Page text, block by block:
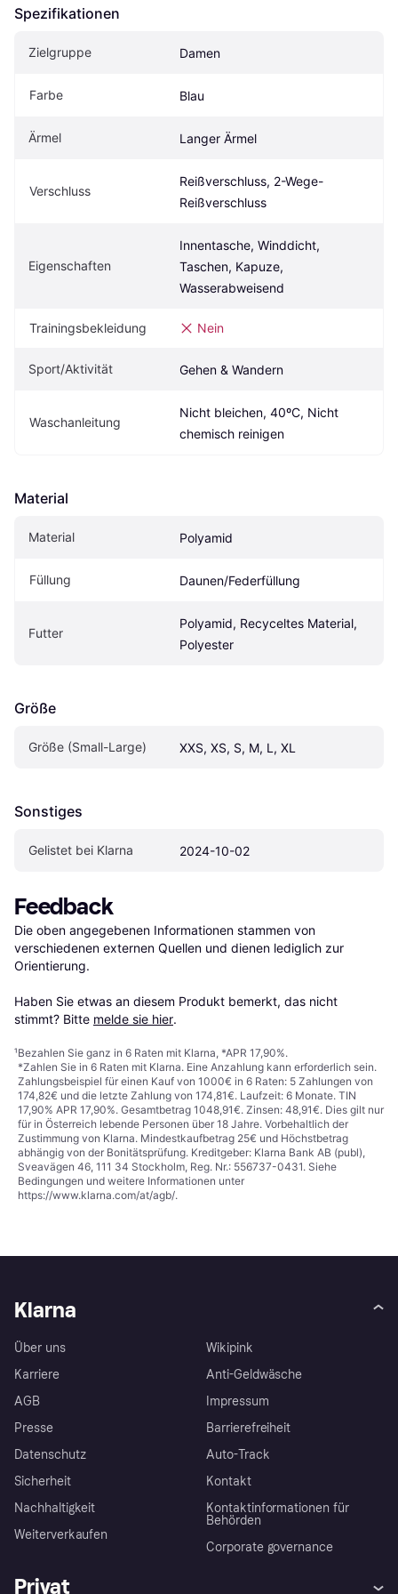
Spezifikationen
Zielgruppe Damen
Farbe Blau
Ärmel Langer Ärmel
Verschluss
Reißverschluss, 2-Wege-
Reißverschluss
Eigenschaften
Innentasche, Winddicht,
Taschen, Kapuze,
Wasserabweisend
Trainingsbekleidung Nein
Sport/Aktivität Gehen & Wandern
Waschanleitung
Nicht bleichen, 40ºC, Nicht
chemisch reinigen
Material
Material Polyamid
Füllung Daunen/Federfüllung
Futter
Polyamid, Recyceltes Material,
Polyester
Größe
Größe (Small-Large) XXS, XS, S, M, L, XL
Sonstiges
Gelistet bei Klarna 2024-10-02
Feedback
Die oben angegebenen Informationen stammen von
verschiedenen externen Quellen und dienen lediglich zur
Orientierung.
Haben Sie etwas an diesem Produkt bemerkt, das nicht
stimmt? Bitte melde sie hier.
¹Bezahlen Sie ganz in 6 Raten mit Klarna, *APR 17,90%.
*Zahlen Sie in 6 Raten mit Klarna. Eine Anzahlung kann erforderlich sein.
Zahlungsbeispiel für einen Kauf von 1000€ in 6 Raten: 5 Zahlungen von
174,82€ und die letzte Zahlung von 174,81€. Laufzeit: 6 Monate. TIN
17,90% APR 17,90%. Gesamtbetrag 1048,91€. Zinsen: 48,91€. Dies gilt nur
für in Österreich lebende Personen über 18 Jahre. Vorbehaltlich der
Zustimmung von Klarna. Mindestkaufbetrag 25€ und Höchstbetrag
abhängig von der Bonitätsprüfung. Kreditgeber: Klarna Bank AB (publ),
Sveavägen 46, 111 34 Stockholm, Reg. Nr.: 556737-0431. Siehe
Bedingungen und weitere Informationen unter
https://www.klarna.com/at/agb/.
Klarna
Über uns
Karriere
AGB
Presse
Datenschutz
Sicherheit
Nachhaltigkeit
Weiterverkaufen
Wikipink
Anti-Geldwäsche
Impressum
Barrierefreiheit
Auto-Track
Kontakt
Kontaktinformationen für
Behörden
Corporate governance
Privat